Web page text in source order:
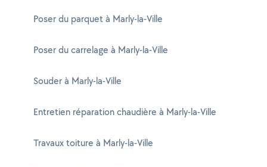
Poser du parquet à Marly-la-Ville
Poser du carrelage à Marly-la-Ville
Souder à Marly-la-Ville
Entretien réparation chaudière à Marly-la-Ville
Travaux toiture à Marly-la-Ville